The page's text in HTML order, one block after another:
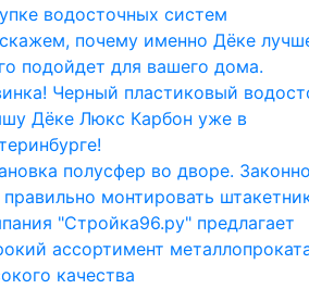
водосточных систем
почему именно Дёке
подойдет для вашего дома.
Черный пластиковый
Дёке Люкс Карбон уже в
полусфер во дворе.
правильно монтировать
"Стройка96.ру" предлагает
ассортимент
качества